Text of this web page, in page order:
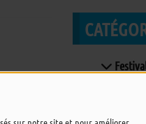
Poupet
Une